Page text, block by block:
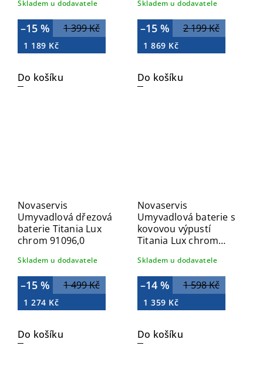
Skladem u dodavatele
1 399 Kč
–15 %
1 189 Kč
Do košíku
Skladem u dodavatele
2 199 Kč
–15 %
1 869 Kč
Do košíku
Novaservis
Umyvadlová dřezová
baterie Titania Lux
chrom 91096,0
Skladem u dodavatele
1 499 Kč
–15 %
1 274 Kč
Do košíku
Novaservis
Umyvadlová baterie s
kovovou výpustí
Titania Lux chrom
Skladem u dodavatele
1 598 Kč
–14 %
1 359 Kč
Do košíku